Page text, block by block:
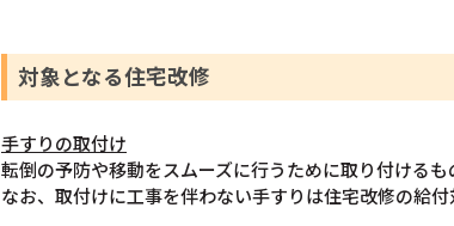
対象となる住宅改修
手すりの取付け
転倒の予防や移動をスムーズに行うために取り付けるも
なお、取付けに工事を伴わない手すりは住宅改修の給付